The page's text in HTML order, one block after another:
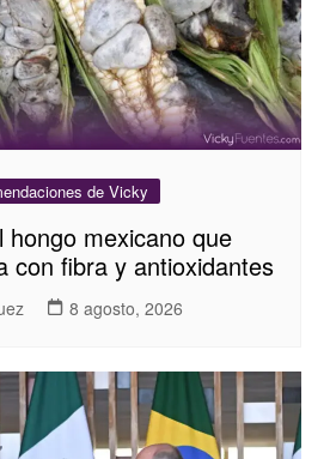
de Vicky
hongo mexicano que
con fibra y antioxidantes
8 agosto, 2026